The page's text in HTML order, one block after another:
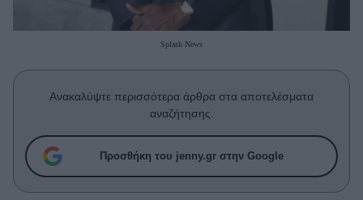
Who
True Stories
Success Stories
Ζώδια
Splash News
Ανακαλύψτε περισσότερα άρθρα στα αποτελέσματα
αναζήτησης.
Προσθήκη του jenny.gr στην Google